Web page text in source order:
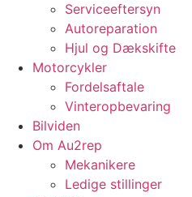
Serviceeftersyn
Autoreparation
Hjul og Dækskifte
Motorcykler
Fordelsaftale
Vinteropbevaring
Bilviden
Om Au2rep
Mekanikere
Ledige stillinger